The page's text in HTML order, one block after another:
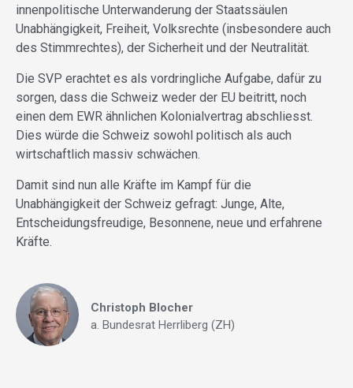
innenpolitische Unterwanderung der Staatssäulen
Unabhängigkeit, Freiheit, Volksrechte (insbesondere auch
des Stimmrechtes), der Sicherheit und der Neutralität.
Die SVP erachtet es als vordringliche Aufgabe, dafür zu
sorgen, dass die Schweiz weder der EU beitritt, noch
einen dem EWR ähnlichen Kolonialvertrag abschliesst.
Dies würde die Schweiz sowohl politisch als auch
wirtschaftlich massiv schwächen.
Damit sind nun alle Kräfte im Kampf für die
Unabhängigkeit der Schweiz gefragt: Junge, Alte,
Entscheidungsfreudige, Besonnene, neue und erfahrene
Kräfte.
Christoph Blocher
a. Bundesrat Herrliberg (ZH)